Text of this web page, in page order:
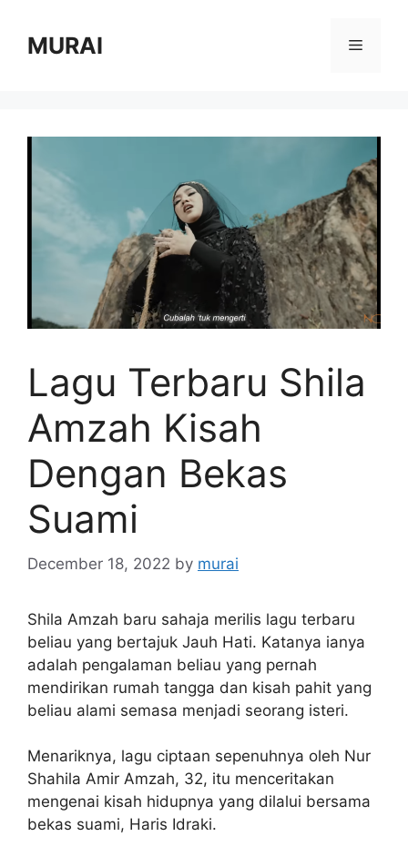
contentMURAI Menu
Lagu Terbaru Shila
Amzah Kisah
Dengan Bekas
Suami
December 18, 2022 by murai
Shila Amzah baru sahaja merilis lagu terbaru
beliau yang bertajuk Jauh Hati. Katanya ianya
adalah pengalaman beliau yang pernah
mendirikan rumah tangga dan kisah pahit yang
beliau alami semasa menjadi seorang isteri.
Menariknya, lagu ciptaan sepenuhnya oleh Nur
Shahila Amir Amzah, 32, itu menceritakan
mengenai kisah hidupnya yang dilalui bersama
bekas suami, Haris Idraki.